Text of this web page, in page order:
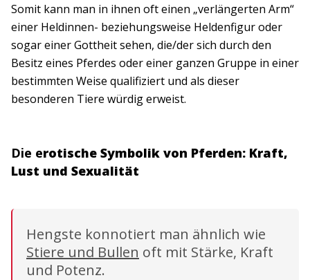
Somit kann man in ihnen oft einen „verlängerten Arm“
einer Heldinnen- beziehungsweise Heldenfigur oder
sogar einer Gottheit sehen, die/der sich durch den
Besitz eines Pferdes oder einer ganzen Gruppe in einer
bestimmten Weise qualifiziert und als dieser
besonderen Tiere würdig erweist.
Die erotische Symbolik von Pferden: Kraft,
Lust und Sexualität
Hengste konnotiert man ähnlich wie
Stiere und Bullen oft mit Stärke, Kraft
und Potenz.